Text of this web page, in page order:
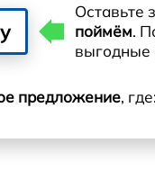
Оставьте
поймём.
выгодные
предложение, где: